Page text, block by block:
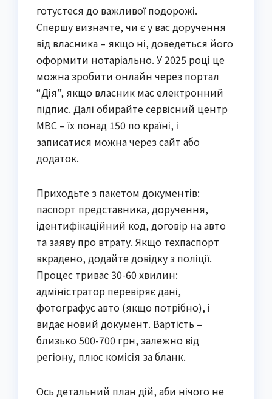
готуєтеся до важливої подорожі.
Спершу визначте, чи є у вас доручення
від власника – якщо ні, доведеться його
оформити нотаріально. У 2025 році це
можна зробити онлайн через портал
“Дія”, якщо власник має електронний
підпис. Далі обирайте сервісний центр
МВС – їх понад 150 по країні, і
записатися можна через сайт або
додаток.
Приходьте з пакетом документів:
паспорт представника, доручення,
ідентифікаційний код, договір на авто
та заяву про втрату. Якщо техпаспорт
вкрадено, додайте довідку з поліції.
Процес триває 30-60 хвилин:
адміністратор перевіряє дані,
фотографує авто (якщо потрібно), і
видає новий документ. Вартість –
близько 500-700 грн, залежно від
регіону, плюс комісія за бланк.
Ось детальний план дій, аби нічого не